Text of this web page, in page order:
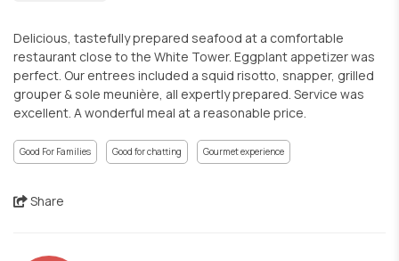
Delicious, tastefully prepared seafood at a comfortable
restaurant close to the White Tower. Eggplant appetizer was
perfect. Our entrees included a squid risotto, snapper, grilled
grouper & sole meunière, all expertly prepared. Service was
excellent. A wonderful meal at a reasonable price.
Good For Families Good for chatting Gourmet experience
Share